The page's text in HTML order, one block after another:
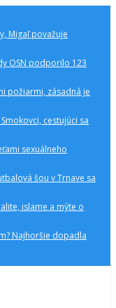
Migaľ považuje
OSN podporilo 123
požiarmi, zásadná je
cestujúci sa
sexuálneho
šou v Trnave sa
islame a mýte o
Najhoršie dopadla